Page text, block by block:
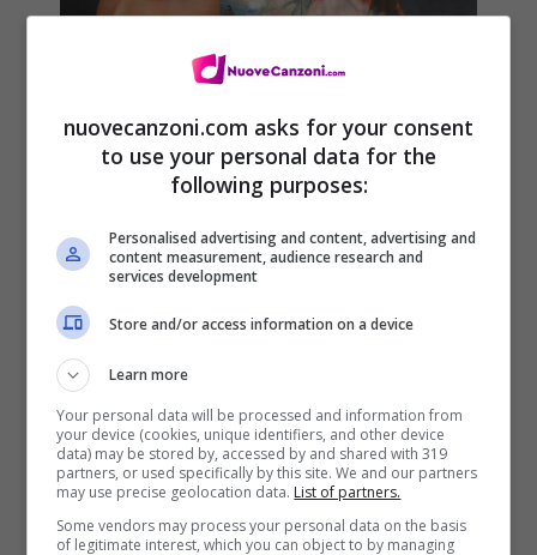
Ascolta e leggi il testo di
Supreme
nuovecanzoni.com asks for your consent
to use your personal data for the
following purposes:
Personalised advertising and content, advertising and
content measurement, audience research and
services development
Store and/or access information on a device
Learn more
Your personal data will be processed and information from
your device (cookies, unique identifiers, and other device
data) may be stored by, accessed by and shared with 319
partners, or used specifically by this site. We and our partners
may use precise geolocation data. List of partners.
Some vendors may process your personal data on the basis
of legitimate interest, which you can object to by managing